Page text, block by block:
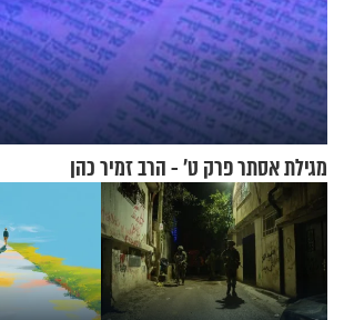
מגילת אסתר פרק ט’ - הרב זמיר כהן